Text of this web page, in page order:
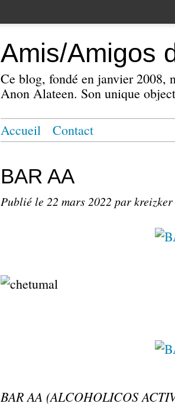
Amis/Amigos
Ce blog, fondé en janvier 2008,
Anon Alateen. Son unique
Accueil Contact
BAR AA
Publié le 22 mars 2022 par kreizker
BAR AA (ALCOHOLICOS